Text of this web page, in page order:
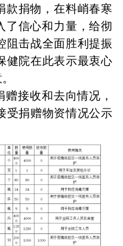
款捐物，在料峭春寒
了信心和力量，给彻
阻击战全面胜利提振
健院在此表示最衷心
接收和去向情况，
受捐赠物资情况公示